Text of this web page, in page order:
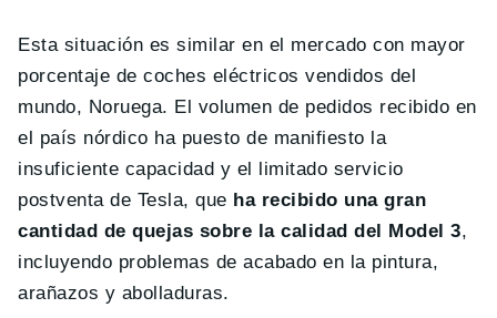
Esta situación es similar en el mercado con mayor
porcentaje de coches eléctricos vendidos del
mundo, Noruega. El volumen de pedidos recibido en
el país nórdico ha puesto de manifiesto la
insuficiente capacidad y el limitado servicio
postventa de Tesla, que ha recibido una gran
cantidad de quejas sobre la calidad del Model 3,
incluyendo problemas de acabado en la pintura,
arañazos y abolladuras.